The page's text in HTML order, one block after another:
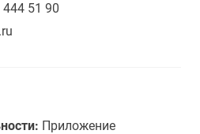
51 90
Приложение